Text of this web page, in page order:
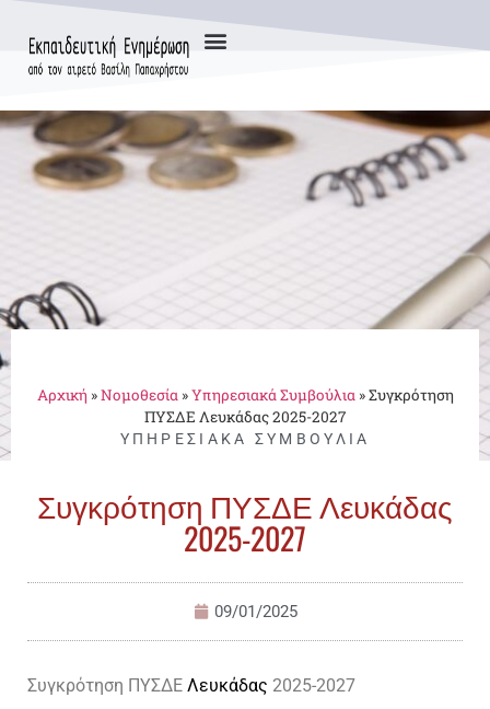
Αρχική »Νομοθεσία»Υπηρεσιακά Συμβούλια»Συγκρότηση
ΠΥΣΔΕ Λευκάδας 2025-2027
ΥΠΗΡΕΣΙΑΚΆ ΣΥΜΒΟΎΛΙΑ
Συγκρότηση ΠΥΣΔΕ Λευκάδας
2025-2027
09/01/2025
Συγκρότηση ΠΥΣΔΕ Λευκάδας 2025-2027